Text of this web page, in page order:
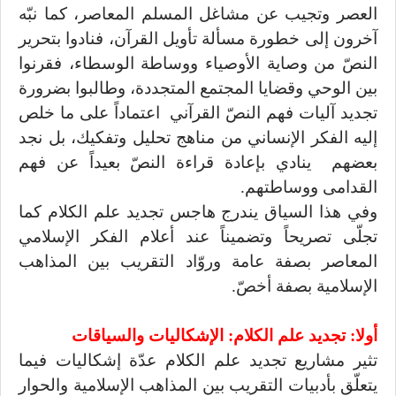
العصر وتجيب عن مشاغل المسلم المعاصر، كما نبّه
آخرون إلى خطورة مسألة تأويل القرآن، فنادوا بتحرير
النصّ من وصاية الأوصياء ووساطة الوسطاء، فقرنوا
بين الوحي وقضايا المجتمع المتجددة، وطالبوا بضرورة
تجديد آليات فهم النصّ القرآني اعتماداً على ما خلص
إليه الفكر الإنساني من مناهج تحليل وتفكيك، بل نجد
بعضهم ينادي بإعادة قراءة النصّ بعيداً عن فهم
القدامى ووساطتهم.
وفي هذا السياق يندرج هاجس تجديد علم الكلام كما
تجلّى تصريحاً وتضميناً عند أعلام الفكر الإسلامي
المعاصر بصفة عامة وروّاد التقريب بين المذاهب
الإسلامية بصفة أخصّ.
أولا: تجديد علم الكلام: الإشكاليات والسياقات
تثير مشاريع تجديد علم الكلام عدّة إشكاليات فيما
يتعلّق بأدبيات التقريب بين المذاهب الإسلامية والحوار